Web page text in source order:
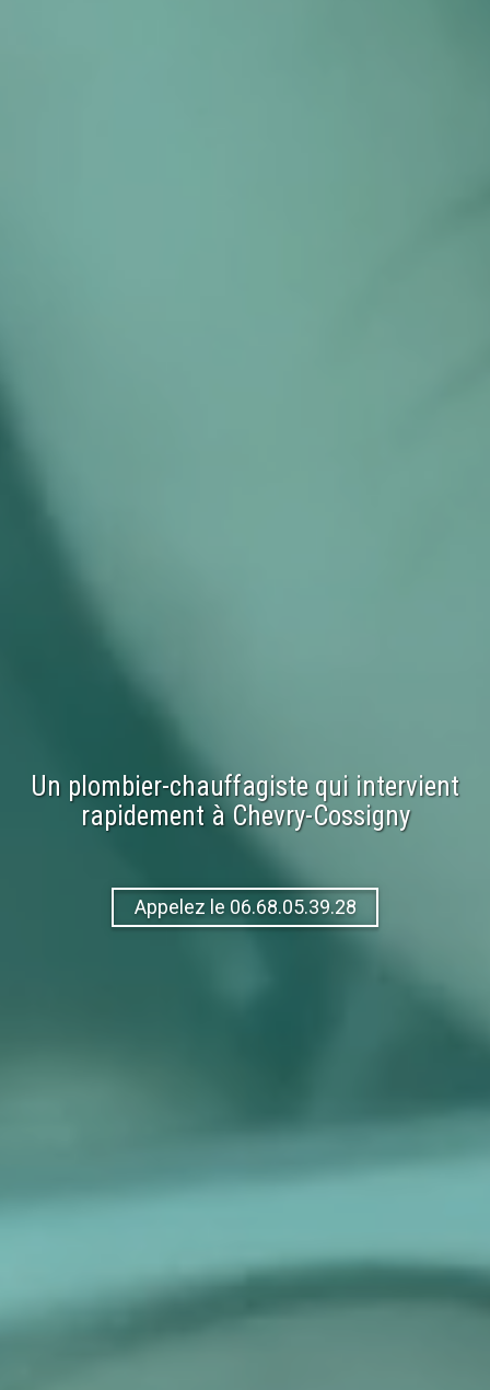
Un plombier-chauffagiste qui intervient
rapidement à Chevry-Cossigny
Appelez le 06.68.05.39.28